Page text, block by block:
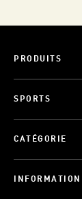
PRODUITS
SPORTS
CATÉGORIE